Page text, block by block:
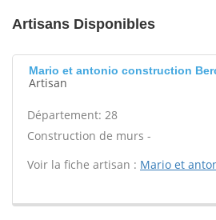
Artisans Disponibles
Mario et antonio construction
Artisan
Département: 28
Construction de murs -
Voir la fiche artisan : Mario et